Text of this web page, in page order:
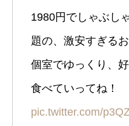
1980円でしゃぶし
題の、激安すぎるお
個室でゆっくり、
食べていってね！
pic.twitter.com/